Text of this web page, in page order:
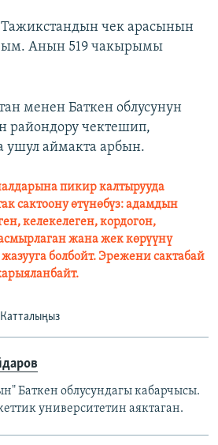
чек арасынын
Анын 519 чакырымы
менен Баткен облусунун
райондору чектешип,
ушул аймакта арбын.
пикир калтырууда
сактоону өтүнөбүз: адамдын
келекелеген, кордогон,
жана жек көрүүнү
болбойт. Эрежени сактабай
Катталыңыз
Баткен облусундагы кабарчысы.
университетин аяктаган.